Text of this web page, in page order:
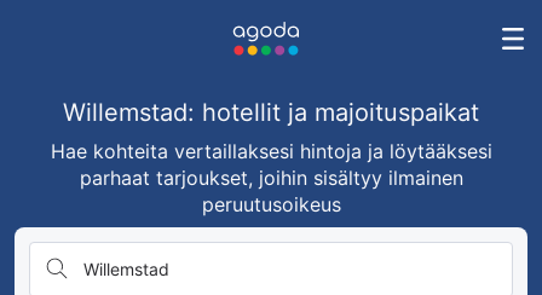
Willemstad: hotellit ja majoituspaikat
Hae kohteita vertaillaksesi hintoja ja löytääksesi
parhaat tarjoukset, joihin sisältyy ilmainen
peruutusoikeus
Willemstad